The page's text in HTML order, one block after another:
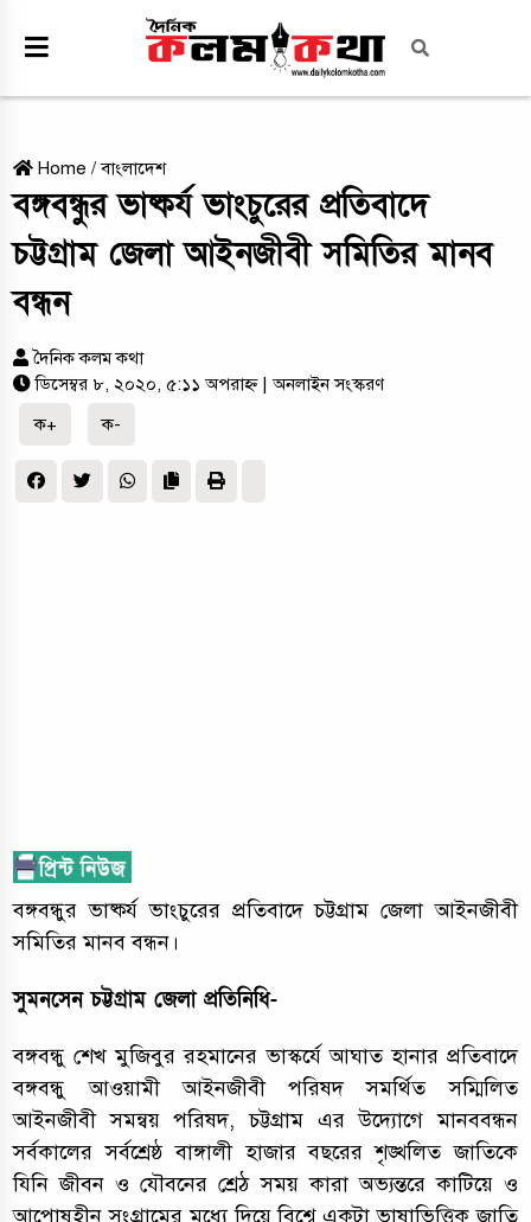
Home /বাংলাদেশ
বঙ্গবন্ধুর ভাষ্কর্য ভাংচুরের প্রতিবাদে
চট্টগ্রাম জেলা আইনজীবী সমিতির মানব
বন্ধন
দৈনিক কলম কথা
ডিসেম্বর ৮, ২০২০, ৫:১১ অপরাহ্ন
| অনলাইন সংস্করণ
ক+
ক-
বঙ্গবন্ধুর ভাষ্কর্য ভাংচুরের প্রতিবাদে চট্টগ্রাম জেলা আইনজীবী
সমিতির মানব বন্ধন।
সুমনসেন চট্টগ্রাম জেলা প্রতিনিধি-
বঙ্গবন্ধু শেখ মুজিবুর রহমানের ভাস্কর্যে আঘাত হানার প্রতিবাদে
বঙ্গবন্ধু আওয়ামী আইনজীবী পরিষদ সমর্থিত সম্মিলিত
আইনজীবী সমন্বয় পরিষদ, চট্টগ্রাম এর উদ্যোগে মানববন্ধন
সর্বকালের সর্বশ্রেষ্ঠ বাঙ্গালী হাজার বছরের শৃঙ্খলিত জাতিকে
যিনি জীবন ও যৌবনের শ্রেঠ সময় কারা অভ্যন্তরে কাটিয়ে ও
আপোষহীন সংগ্রামের মধ্যে দিয়ে বিশ্বে একটা ভাষাভিত্তিক জাতি